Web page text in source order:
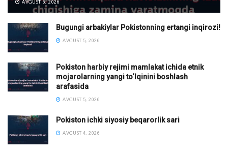
AVGUST 6, 2026
Bugungi arbakiylar Pokistonning ertangi inqirozi!
AVGUST 5, 2026
Pokiston harbiy rejimi mamlakat ichida etnik
mojarolarning yangi to‘lqinini boshlash
arafasida
AVGUST 5, 2026
Pokiston ichki siyosiy beqarorlik sari
AVGUST 4, 2026